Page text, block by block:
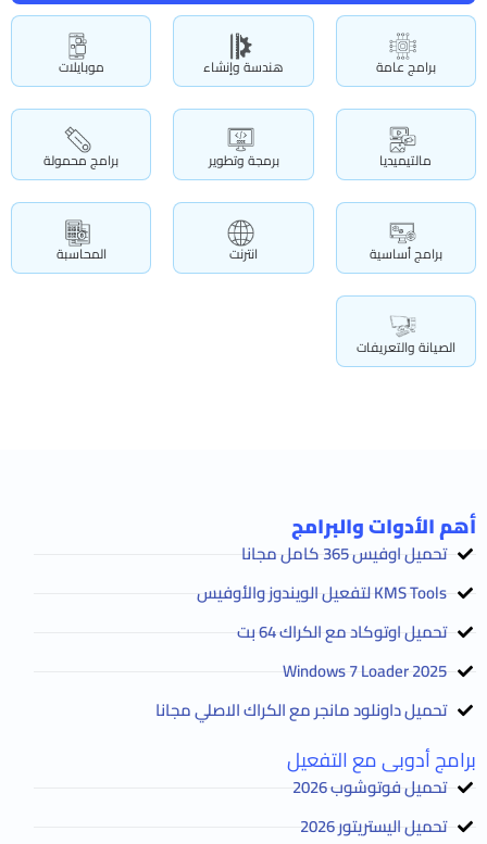
برامج عامة هندسة وإنشاء موبايلات
مالتيميديا برمجة وتطوير برامج محمولة
برامج أساسية انترنت المحاسبة
الصيانة والتعريفات
أهم الأدوات والبرامج
تحميل اوفيس 365 كامل مجانا
KMS Tools لتفعيل الويندوز والأوفيس
تحميل اوتوكاد مع الكراك 64 بت
2025 Windows 7 Loader
تحميل داونلود مانجر مع الكراك الاصلي مجانا
برامج أدوبى مع التفعيل
تحميل فوتوشوب 2026
تحميل اليستريتور 2026